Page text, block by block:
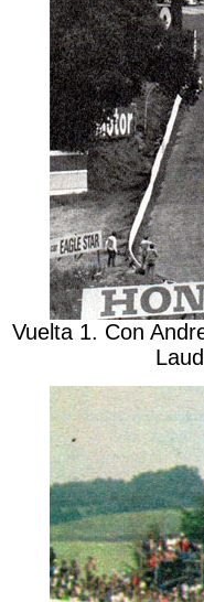
Vuelta 1. Con